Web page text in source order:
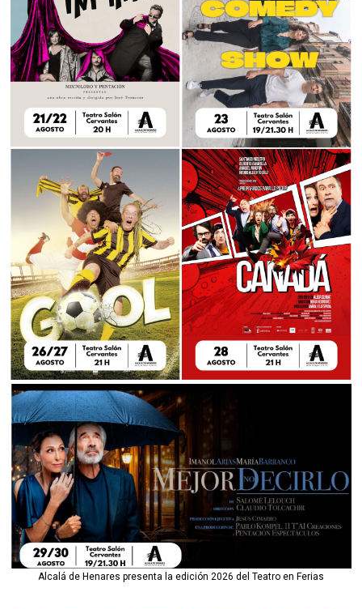
Alcalá de Henares presenta la edición 2026 del Teatro en Ferias